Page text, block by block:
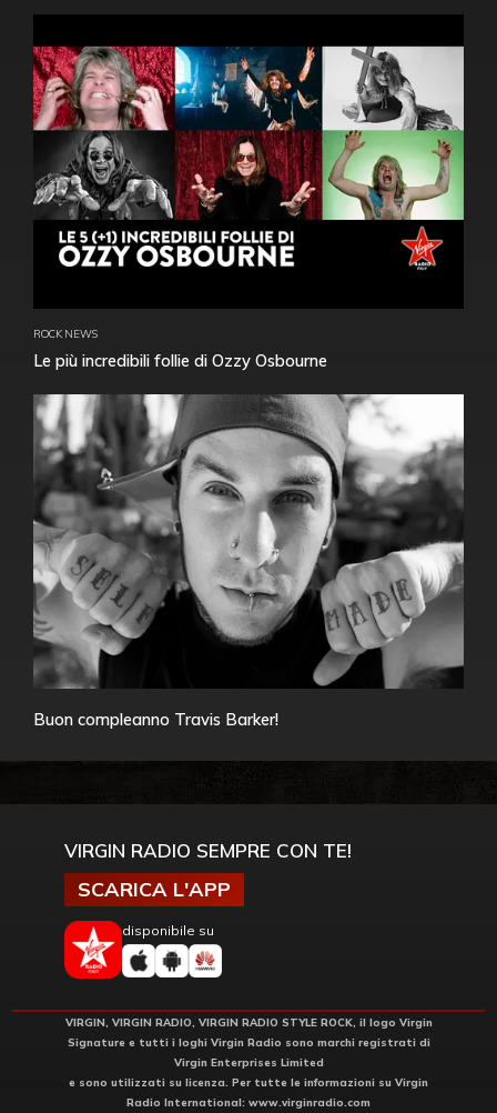
ROCK NEWS
Le più incredibili follie di Ozzy Osbourne
Buon compleanno Travis Barker!
VIRGIN RADIO SEMPRE CON TE!
SCARICA L'APP
disponibile su
VIRGIN, VIRGIN RADIO, VIRGIN RADIO STYLE ROCK, il logo Virgin
Signature e tutti i loghi Virgin Radio sono marchi registrati di
Virgin Enterprises Limited
e sono utilizzati su licenza. Per tutte le informazioni su Virgin
Radio International: www.virginradio.com